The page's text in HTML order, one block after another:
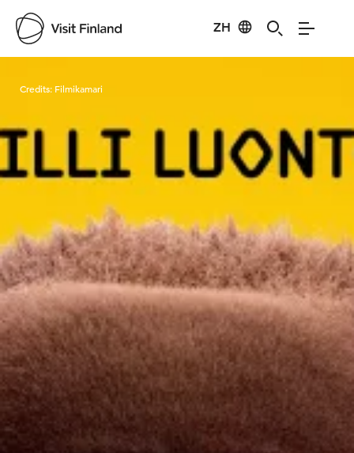
ZH
Credits: Filmikamari